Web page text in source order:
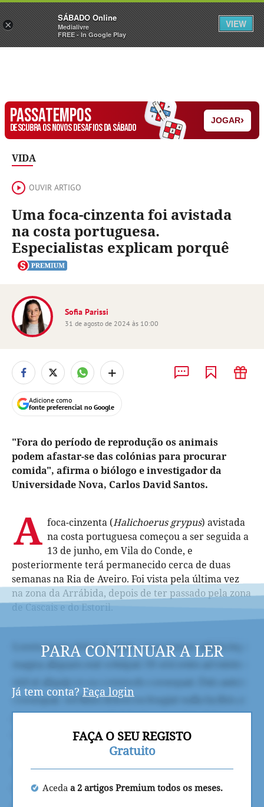
Sábado Assine Iniciar Sessão
PASSATEMPOS
DESCUBRA OS NOVOS DESAFIOS DA SÁBADO
JOGAR›
VIDA
OUVIR ARTIGO
Uma foca-cinzenta foi avistada
na costa portuguesa.
Especialistas explicam porquê
Sofia Parissi
31 de agosto de 2024 às 10:00
+
Adicione como
fonte preferencial no Google
"Fora do período de reprodução os animais
podem afastar-se das colónias para procurar
comida", afirma o biólogo e investigador da
Universidade Nova, Carlos David Santos.
A foca-cinzenta (Halichoerus grypus) avistada
na costa portuguesa começou a ser seguida a
13 de junho, em Vila do Conde, e
posteriormente terá permanecido cerca de duas
semanas na Ria de Aveiro. Foi vista pela última vez
na zona da Arrábida, depois de ter passado pela zona
de Cascais e do Estoril.
PARA CONTINUAR A LER
Já tem conta? Faça login
FAÇA O SEU REGISTO
Gratuito
Aceda a 2 artigos Premium todos os meses.
×
SÁBADO Online
Medialivre
FREE - In Google Play
VIEW